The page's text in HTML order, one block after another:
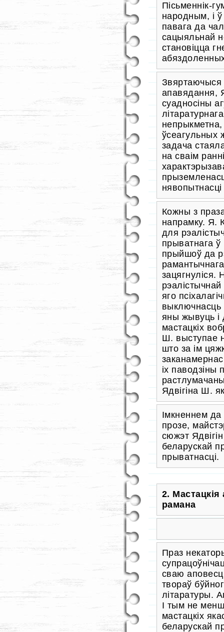
Пісьменнік-
народным, і ў
павага да
сацыяльнай
становіцца
Звяртаючыся
апавядання,
суадносіны
ўсеагульных
задача
на сваім
Кожны з
напрамку. Я.
для
прыватнага ў
прыйшоў да
зацягнуліся.
яго
выключнасць
яны жывуць і
мастацкіх
Ш. выступае
што за ім
іх паводзіны
Ядвігіна Ш.
Імкненнем да
прозе,
сюжэт
беларускай
прыватнасці.
2. Мастацкія
рамана
Праз
сваю
твораў
літаратуры.
І тым не менш
мастацкіх
беларускай